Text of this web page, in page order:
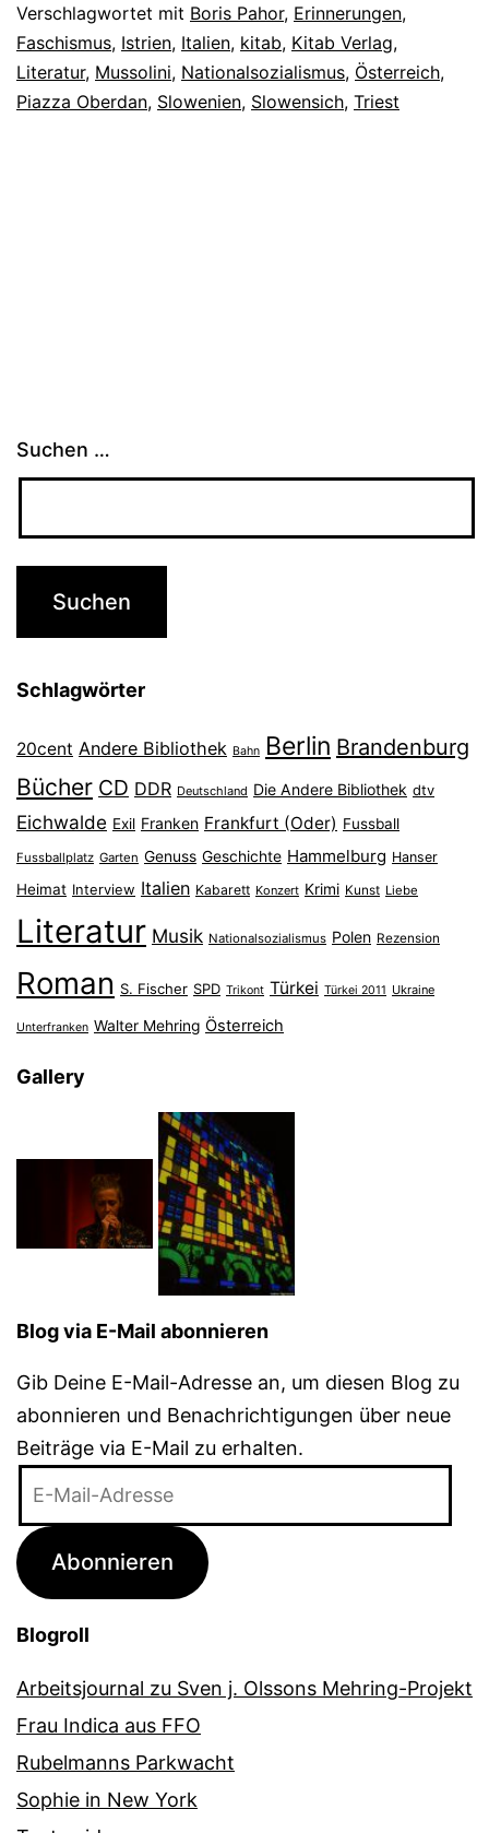
Verschlagwortet mit Boris Pahor, Erinnerungen,
Faschismus, Istrien, Italien, kitab, Kitab Verlag,
Literatur, Mussolini, Nationalsozialismus, Österreich,
Piazza Oberdan, Slowenien, Slowensich, Triest
Suchen …
Schlagwörter
20cent Andere Bibliothek Bahn Berlin Brandenburg
Bücher CD DDR Deutschland Die Andere Bibliothek dtv
Eichwalde Exil Franken Frankfurt (Oder) Fussball
Fussballplatz Garten Genuss Geschichte Hammelburg Hanser
Heimat Interview Italien Kabarett Konzert Krimi Kunst Liebe
Literatur Musik Nationalsozialismus Polen Rezension
Roman S. Fischer SPD Trikont Türkei Türkei 2011 Ukraine
Unterfranken Walter Mehring Österreich
Gallery
Blog via E-Mail abonnieren
Gib Deine E-Mail-Adresse an, um diesen Blog zu
abonnieren und Benachrichtigungen über neue
Beiträge via E-Mail zu erhalten.
Adresse
Abonnieren
Blogroll
Arbeitsjournal zu Sven j. Olssons Mehring-Projekt
Frau Indica aus FFO
Rubelmanns Parkwacht
Sophie in New York